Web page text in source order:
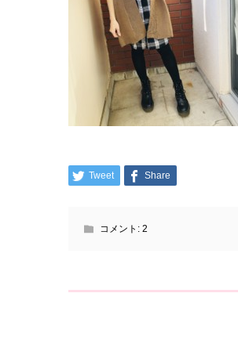
Tweet Share
コメント: 2